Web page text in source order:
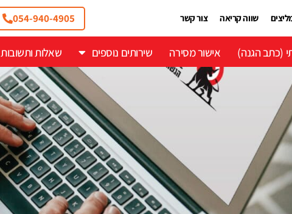
שווה קריאה צור קשר 054-940-4905
(כתב הגנה) אישור מסירה שירותים נוספים שאלות ותשובות